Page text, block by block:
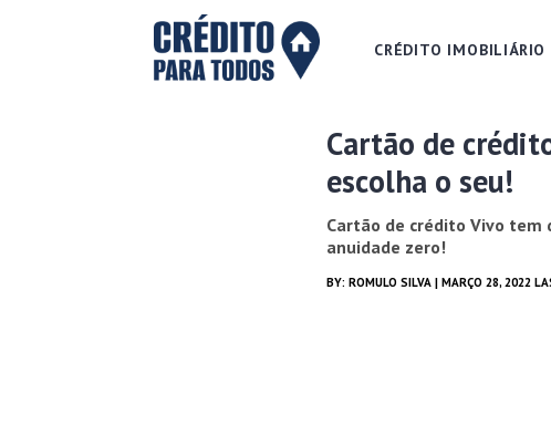
CRÉDITO IMOBILIÁRIO
Cartão de
escolha o seu!
Cartão de crédito Vivo tem
anuidade zero!
BY: ROMULO SILVA | MARÇO 28, 2022